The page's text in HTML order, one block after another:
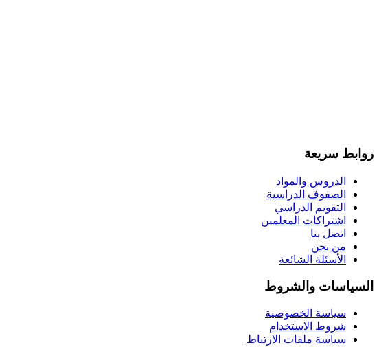
روابط سريعة
الدروس والمواد
الصفوف الدراسية
التقويم الدراسي
اشتراكات المعلمين
اتصل بنا
من نحن
الأسئلة الشائعة
السياسات والشروط
سياسة الخصوصية
شروط الاستخدام
سياسة ملفات الارتباط